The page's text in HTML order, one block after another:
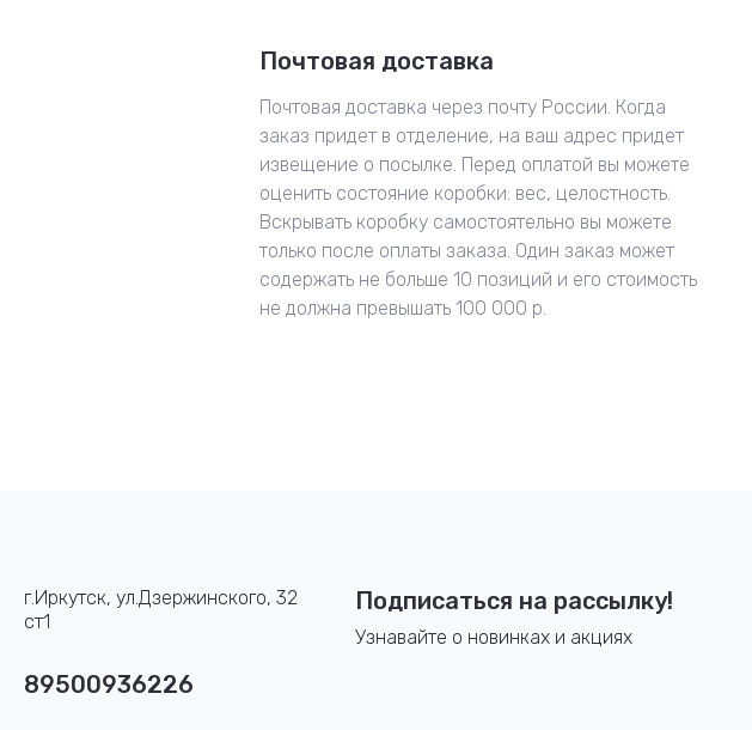
Почтовая доставка
Почтовая доставка через почту России. Когда
заказ придет в отделение, на ваш адрес придет
извещение о посылке. Перед оплатой вы можете
оценить состояние коробки: вес, целостность.
Вскрывать коробку самостоятельно вы можете
только после оплаты заказа. Один заказ может
содержать не больше 10 позиций и его стоимость
не должна превышать 100 000 р.
г.Иркутск, ул.Дзержинского, 32
ст1
89500936226
Подписаться на рассылку!
Узнавайте о новинках и акциях